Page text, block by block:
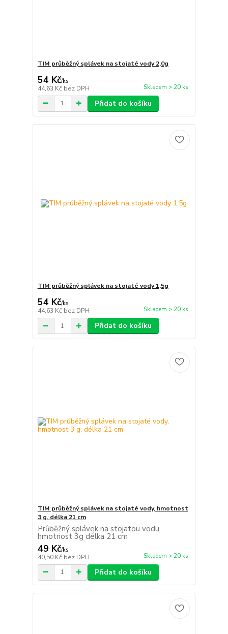
TIM průběžný splávek na stojaté vody 2,0g
54 Kč/ks
44,63 Kč bez DPH Skladem > 20 ks
Přidat do košíku
TIM průběžný splávek na stojaté vody 1,5g
54 Kč/ks
44,63 Kč bez DPH Skladem > 20 ks
Přidat do košíku
TIM průběžný splávek na stojaté vody, hmotnost
3 g, délka 21 cm
Průběžný splávek na stojatou vodu.
hmotnost 3g délka 21 cm
49 Kč/ks
40,50 Kč bez DPH Skladem > 20 ks
Přidat do košíku